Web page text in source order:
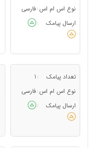
نوع اس ام اس : فارسی
ارسال پیامک
:
تعداد پیامک :
1
نوع اس ام اس : فارسی
ارسال پیامک
: